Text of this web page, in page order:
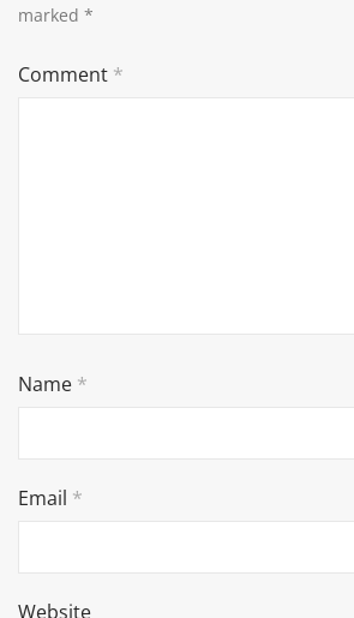
marked *
Comment *
Name *
Email *
Website